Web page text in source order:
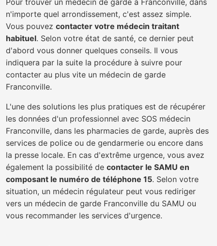
Pour trouver un médecin de garde à Franconville, dans
n'importe quel arrondissement, c'est assez simple.
Vous pouvez contacter votre médecin traitant
habituel. Selon votre état de santé, ce dernier peut
d'abord vous donner quelques conseils. Il vous
indiquera par la suite la procédure à suivre pour
contacter au plus vite un médecin de garde
Franconville.
L'une des solutions les plus pratiques est de récupérer
les données d'un professionnel avec SOS médecin
Franconville, dans les pharmacies de garde, auprès des
services de police ou de gendarmerie ou encore dans
la presse locale. En cas d'extrême urgence, vous avez
également la possibilité de contacter le SAMU en
composant le numéro de téléphone 15. Selon votre
situation, un médecin régulateur peut vous rediriger
vers un médecin de garde Franconville du SAMU ou
vous recommander les services d'urgence.